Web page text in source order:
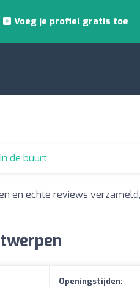
Voeg je profiel gratis toe
de buurt
en echte reviews
Openingstijden: